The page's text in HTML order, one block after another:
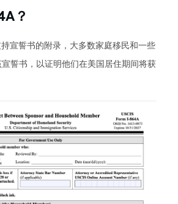
？
宣誓书的附录，大多数家庭移民和一些
誓书，以证明他们在美国居住期间将获